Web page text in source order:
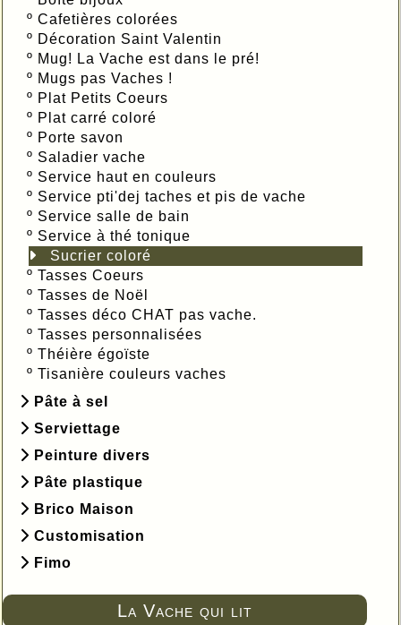
º Cafetières colorées
º Décoration Saint Valentin
º Mug! La Vache est dans le pré!
º Mugs pas Vaches !
º Plat Petits Coeurs
º Plat carré coloré
º Porte savon
º Saladier vache
º Service haut en couleurs
º Service pti'dej taches et pis de vache
º Service salle de bain
º Service à thé tonique
Sucrier coloré
º Tasses Coeurs
º Tasses de Noël
º Tasses déco CHAT pas vache.
º Tasses personnalisées
º Théière égoïste
º Tisanière couleurs vaches
Pâte à sel
Serviettage
Peinture divers
Pâte plastique
Brico Maison
Customisation
Fimo
La Vache qui lit